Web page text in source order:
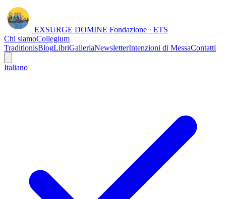
EXSURGE DOMINE Fondazione · ETS
Chi siamoCollegium
TraditionisBlogLibriGalleriaNewsletterIntenzioni di MessaContatti
Italiano